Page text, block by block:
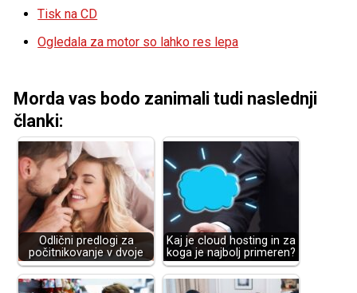
Tisk na CD
Ogledala za motor so lahko res lepa
Morda vas bodo zanimali tudi naslednji
članki:
Odlični predlogi za
počitnikovanje v dvoje
Kaj je cloud hosting in za
koga je najbolj primeren?